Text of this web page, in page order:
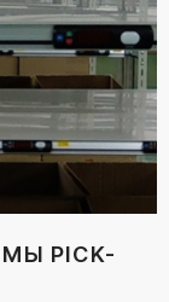
PICK-